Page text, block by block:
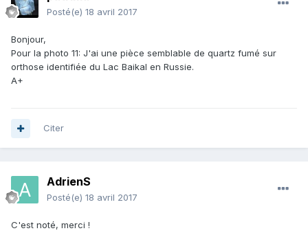
Posté(e) 18 avril 2017
Bonjour,
Pour la photo 11: J'ai une pièce semblable de quartz fumé sur
orthose identifiée du Lac Baikal en Russie.
A+
Citer
AdrienS
Posté(e) 18 avril 2017
C'est noté, merci !